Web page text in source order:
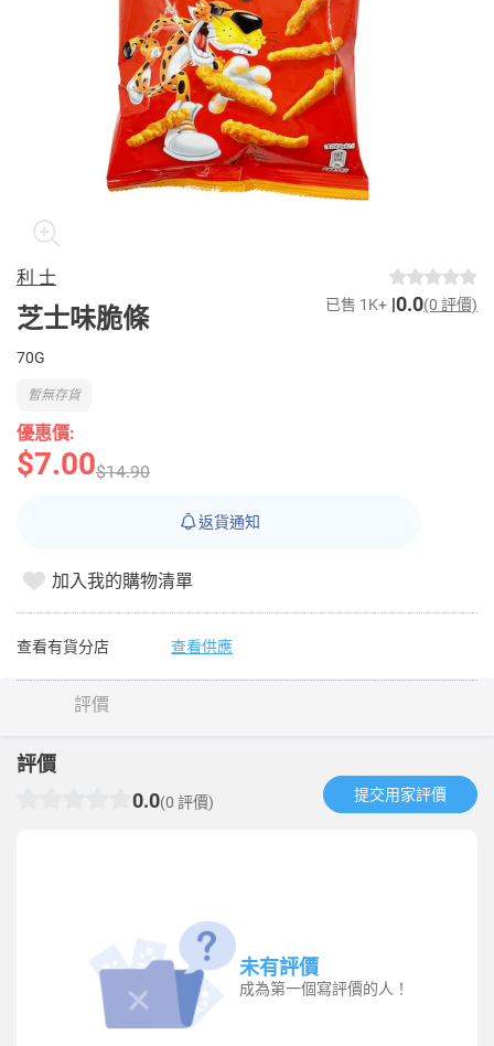
利 士
芝士味脆條 已售 1K+ 0.0(0 評價)
70G
優惠價:
$7.00$14.90
暫無存貨
返貨通知
加入我的購物清單
查看有貨分店 查看供應
評價
評價
0.0(0 評價) 提交用家評價​
未有評價
成為第一個寫評價的人！